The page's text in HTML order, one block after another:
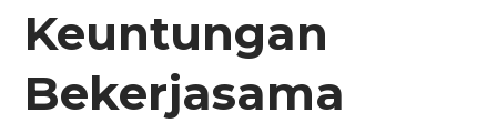
Keuntungan
Bekerjasama